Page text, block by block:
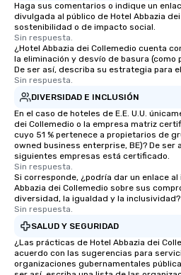
Haga sus comentarios o indique un
divulgada al público de Hotel Abbazia
sostenibilidad o de impacto social.
Sin respuesta.
¿Hotel Abbazia dei Collemedio cuenta
la eliminación y desvío de basura (como
De ser así, describa su estrategia para
Sin respuesta.
DIVERSIDAD E INCLUSIÓN
En el caso de hoteles de E.E. U.U.
dei Collemedio o la empresa matriz
cuyo 51 % pertenece a propietarios de
owned business enterprise, BE)? De ser
siguientes empresas está certificado.
Sin respuesta.
Si corresponde, ¿podría dar un enlace
Abbazia dei Collemedio sobre sus
diversidad, la igualdad y la inclusividad?
Sin respuesta.
SALUD Y SEGURIDAD
¿Las prácticas de Hotel Abbazia dei
acuerdo con las sugerencias para
organizaciones gubernamentales